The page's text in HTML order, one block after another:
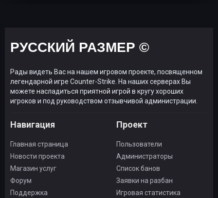
РУССКИЙ РАЗМЕР ©
Рады видеть Вас на нашем игровом проекте, посвященном
легендарной игре Counter-Strike. На наших серверах Вы
можете насладиться приятной игрой в кругу хороших
игроков и под руководством отзывчивой администрации.
Навигация
Главная страница
Новости проекта
Магазин услуг
Форум
Поддержка
Проект
Пользователи
Администраторы
Список банов
Заявки на разбан
Игровая статистика